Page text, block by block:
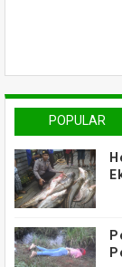
POPULAR